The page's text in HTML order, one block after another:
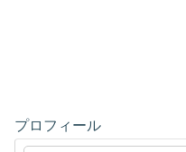
プロフィール